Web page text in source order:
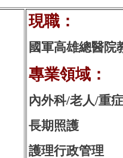
現
國軍高雄總醫院
專業領域：
內外科/老人/重
長期照護
護理行政管理